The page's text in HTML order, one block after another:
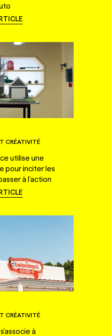
CRÉATIVITÉ
utilise une
pour inciter les
à l'action
CRÉATIVITÉ
à